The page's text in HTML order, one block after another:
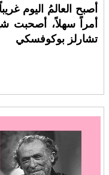
أصبح العالمُ اليوم
أمراً سهلاً، أصحبت
تشارلز بوكوفسكي